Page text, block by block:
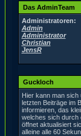
Das AdminTeam
Administratoren:
Admin
Administrator
Christian
JensR
Guckloch
Hier kann man sich
letzten Beiträge im
informieren, das
welches sich durch
öffnet aktualisiert
alleine alle 60